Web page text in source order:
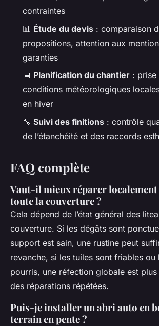
contraintes
📊 Étude du devis : comparaison
propositions, attention aux
garanties
📅 Planification du chantier : prise
conditions météorologiques
en hiver
🔧 Suivi des finitions : contrôle
de l’étanchéité et des raccords
FAQ complète
Vaut-il mieux réparer
toute la couverture ?
Cela dépend de l’état général des
couverture. Si les dégâts sont
support est sain, une rustine peut
revanche, si les tuiles sont friables ou
pourris, une réfection globale est
des réparations répétées.
Puis-je installer un abri auto en
terrain en pente ?